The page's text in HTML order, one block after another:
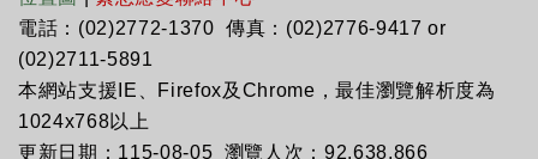
電話：(02)2772-1370 傳真：(02)2776-9417 or
(02)2711-5891
本網站支援IE、Firefox及Chrome，最佳瀏覽解析度為
1024x768以上
更新日期：115-08-05 瀏覽人次：92,638,866